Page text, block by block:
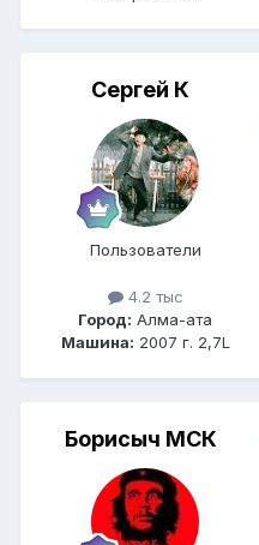
Сергей К
Пользователи
4.2 тыс
Город: Алма-ата
Машина: 2007 г. 2,7L
Борисыч МСК